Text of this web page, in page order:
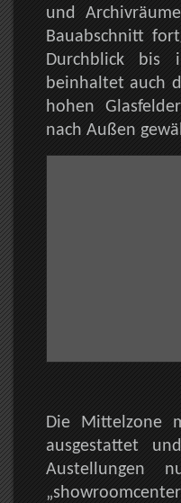
und
Bauabschnitt
Durchblick bis
beinhaltet auch
hohen
nach Außen
Die Mittelzone
ausgestattet
Austellungen